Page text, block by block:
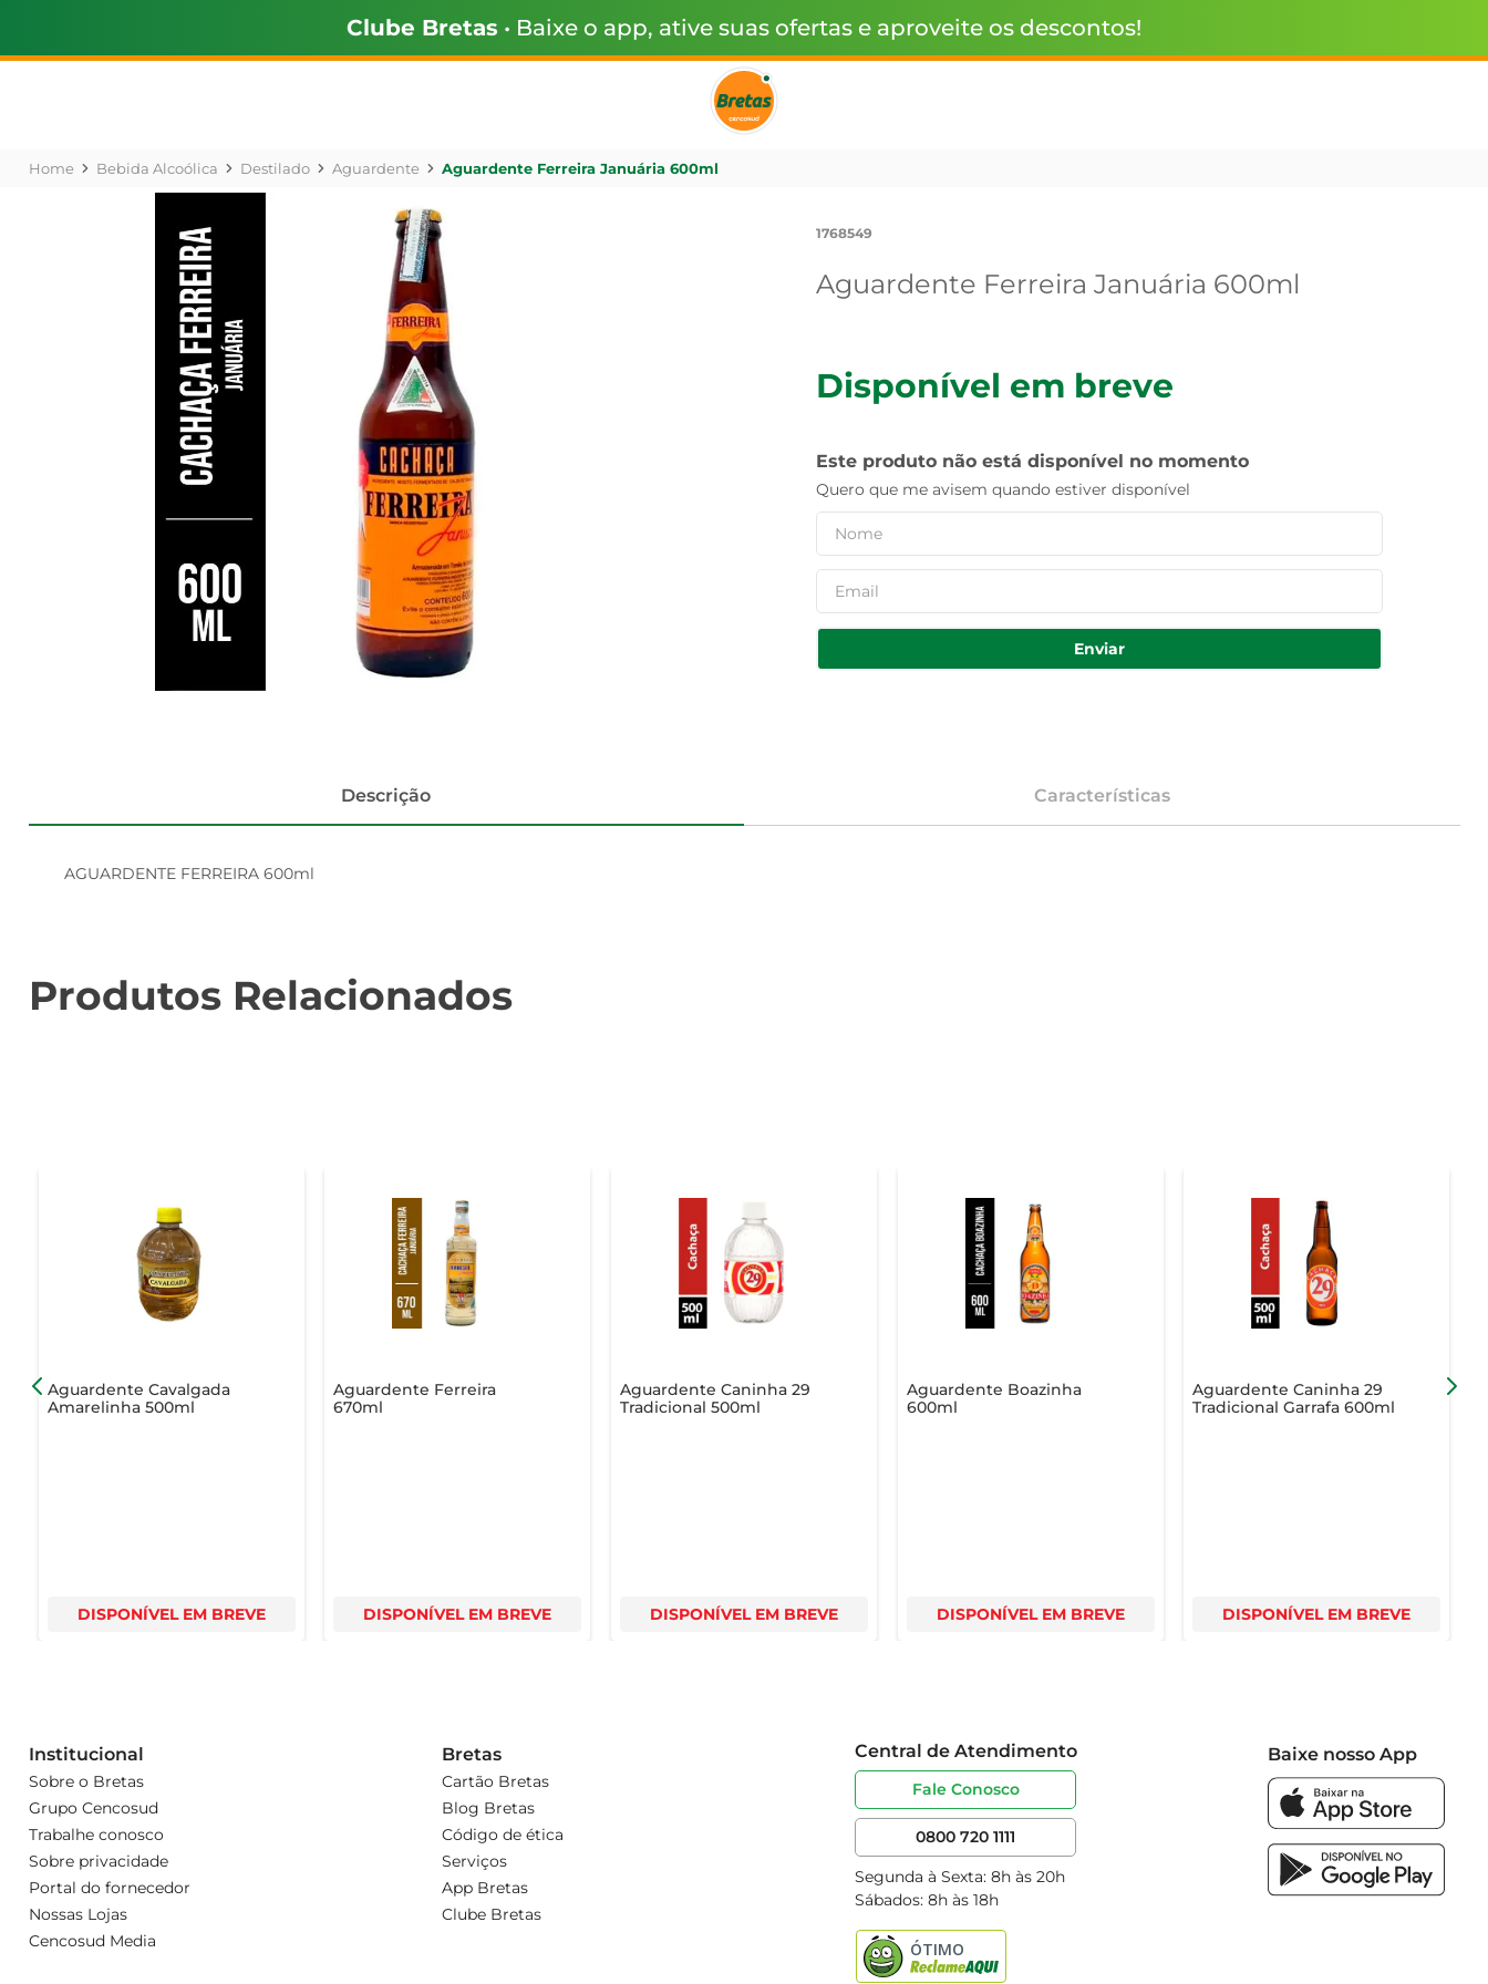
Clube Bretas • Baixe o app, ative suas ofertas e aproveite os descontos!
Bebida Alcoólica Destilado Aguardente Aguardente Ferreira Januária 600ml
1768549
Aguardente Ferreira Januária 600ml
Disponível em breve
Este produto não está disponível no momento
Quero que me avisem quando estiver disponível
Enviar
Descrição Características
AGUARDENTE FERREIRA 600ml
Produtos Relacionados
Aguardente Cavalgada
Amarelinha 500ml
DISPONÍVEL EM BREVE
Aguardente Ferreira
670ml
DISPONÍVEL EM BREVE
Aguardente Caninha 29
Tradicional 500ml
DISPONÍVEL EM BREVE
Aguardente Boazinha
600ml
DISPONÍVEL EM BREVE
Aguardente Caninha 29
Tradicional Garrafa 600ml
DISPONÍVEL EM BREVE
Institucional
Sobre o Bretas
Grupo Cencosud
Trabalhe conosco
Sobre privacidade
Portal do fornecedor
Nossas Lojas
Cencosud Media
Bretas
Cartão Bretas
Blog Bretas
Código de ética
Serviços
App Bretas
Clube Bretas
Central de Atendimento
Fale Conosco
0800 720 1111
Segunda à Sexta: 8h às 20h
Sábados: 8h às 18h
Baixe nosso App